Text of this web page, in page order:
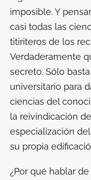
imposible. Y
casi todas las
titiriteros de los
Verdaderamente
secreto. Sólo
universitario para
ciencias del
la reivindicación
especialización
su propia
¿Por qué hablar